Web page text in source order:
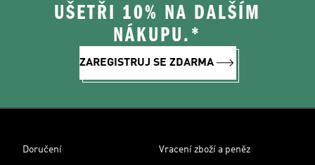
UŠETŘI 10% NA DALŠÍM
NÁKUPU.*
ZAREGISTRUJ SE ZDARMA
Doručení Vracení zboží a peněz